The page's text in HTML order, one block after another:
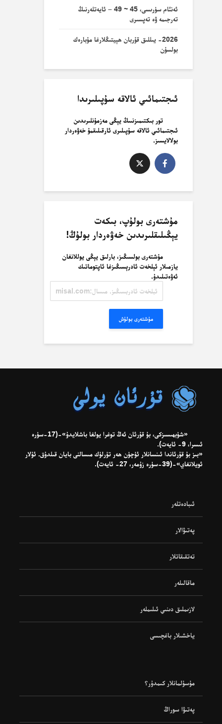
ئەنئام سۈرىسى، 45 ~ 49 – ئايەتلەرنىڭ
تەرجىمە ۋە تەپسىرى
2026- يىللىق قۇربان ھېيتىڭلارغا مۇبارەك
بولسۇن
ئىجتىمائىي ئالاقە سۇپىلىرىدا
تور بىكتىمىزنىىڭ يېڭى مەزمۇنلىرىدىن
ئىجتىمائىي ئالاقە سۇپىلىرى ئارقىلىقمۇ خەۋەردار
بولالايسىز.
مۇشتەرى بولۇپ، بىكەت
يېڭىلىقلىرىدىن خەۋەردار بولۇڭ!
مۇشتەرى بولسىڭىز، بارلىق يېڭى يوللانغان
يازمىلار ئېلخەت ئادرېسىڭىزغا ئاپتوماتىك
ئەۋەتىلىدۇ.
ئادرېسىڭىز.
مۇشتەرى بولۇش
«شۈبھىسىزكى، بۇ قۇرئان ئەڭ توغرا يولغا باشلايدۇ»-(17-سۈرە
ئىسرا، 9- ئايەت).
«بىز بۇ قۇرئاندا ئىنسانلار ئۈچۈن ھەر تۈرلۈك مىسالنى بايان قىلدۇق. ئۇلار
ئويلانغاي»-(39-سۈرە زۇمەر، 27- ئايەت).
ئىبادەتلەر
پەتىۋالار
تەتقىقاتلار
ماقالىلەر
لازىملىق دىنىي ئىلىملەر
ياخشىلار باغچىسى
مۇسۇلمانلار كىمدۇر؟
پەتىۋا سوراڭ